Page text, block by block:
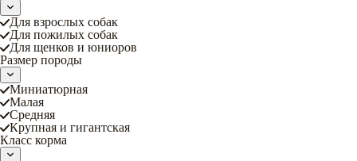
Для взрослых собак
Для пожилых собак
Для щенков и юниоров
Размер породы
Миниатюрная
Малая
Средняя
Крупная и гигантская
Класс корма